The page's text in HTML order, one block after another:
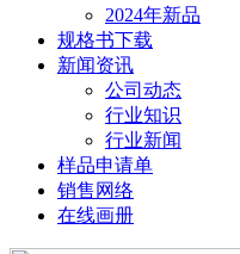
2024年新品
规格书下载
新闻资讯
公司动态
行业知识
行业新闻
样品申请单
销售网络
在线画册